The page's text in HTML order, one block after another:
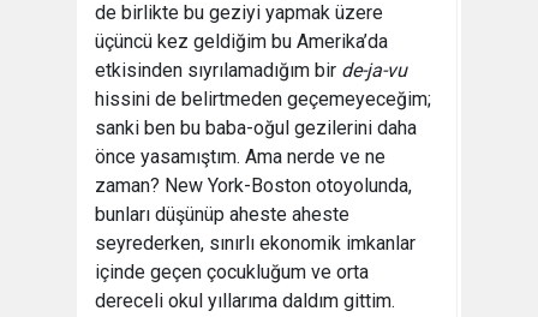
de birlikte bu geziyi yapmak üzere
üçüncü kez geldiğim bu Amerika’da
etkisinden sıyrılamadığım bir de-ja-vu
hissini de belirtmeden geçemeyeceğim;
sanki ben bu baba-oğul gezilerini daha
önce yasamıştım. Ama nerde ve ne
zaman? New York-Boston otoyolunda,
bunları düşünüp aheste aheste
seyrederken, sınırlı ekonomik imkanlar
içinde geçen çocukluğum ve orta
dereceli okul yıllarıma daldım gittim.